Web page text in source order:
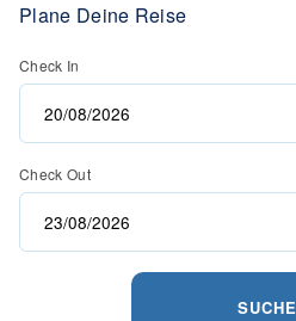
Plane Deine Reise
Check In
Check Out
SUCHE